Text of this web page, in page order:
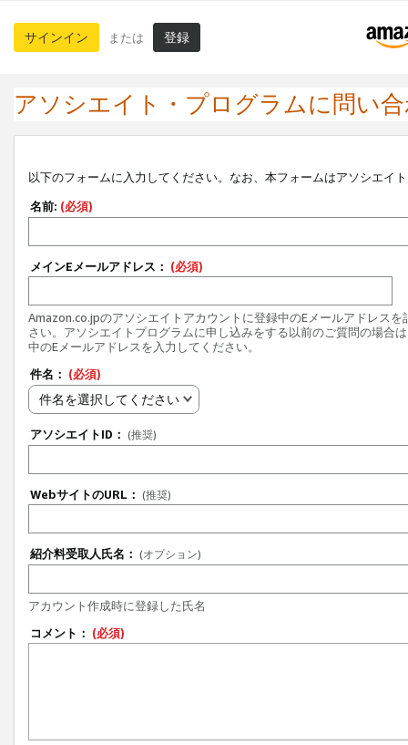
サインイン または 登録
アソシエイト・プログラムに問い
以下のフォームに入力してください。なお、本フォームはアソシエイ
名前: (必須)
メインEメールアドレス： (必須)
Amazon.co.jpのアソシエイトアカウントに登録中のEメールアドレスを
さい。アソシエイトプログラムに申し込みをする以前のご質問の場合
中のEメールアドレスを入力してください。
件名： (必須)
件名を選択してください
アソシエイトID： (推奨)
WebサイトのURL： (推奨)
紹介料受取人氏名： (オプション)
アカウント作成時に登録した氏名
コメント： (必須)